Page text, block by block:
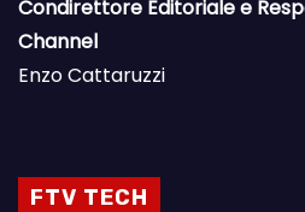
Condirettore Editoriale e
Channel
Enzo Cattaruzzi
FTV TECH